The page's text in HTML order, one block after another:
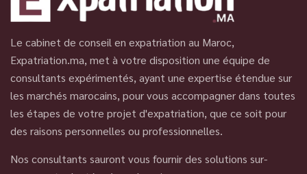
Le cabinet de conseil en expatriation au Maroc,
Expatriation.ma, met à votre disposition une équipe de
consultants expérimentés, ayant une expertise étendue sur
les marchés marocains, pour vous accompagner dans toutes
les étapes de votre projet d'expatriation, que ce soit pour
des raisons personnelles ou professionnelles.
Nos consultants sauront vous fournir des solutions sur-